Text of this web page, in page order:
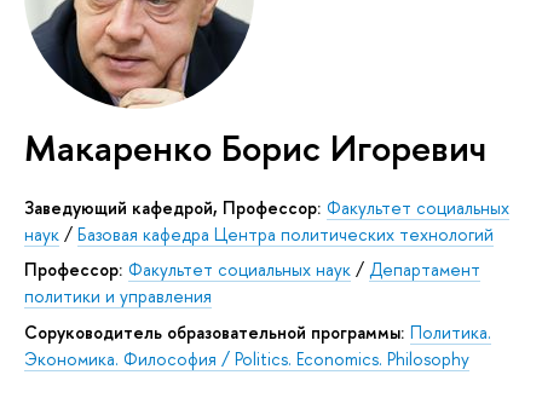
Макаренко Борис Игоревич
Заведующий кафедрой, Профессор: Факультет социальных
наук / Базовая кафедра Центра политических технологий
Профессор: Факультет социальных наук / Департамент
политики и управления
Соруководитель образовательной программы: Политика.
Экономика. Философия / Politics. Economics. Philosophy